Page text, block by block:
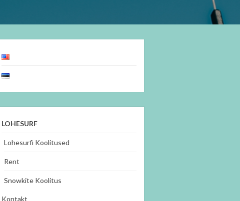
LOHESURF
Lohesurfi Koolitused
Rent
Snowkite Koolitus
Kontakt